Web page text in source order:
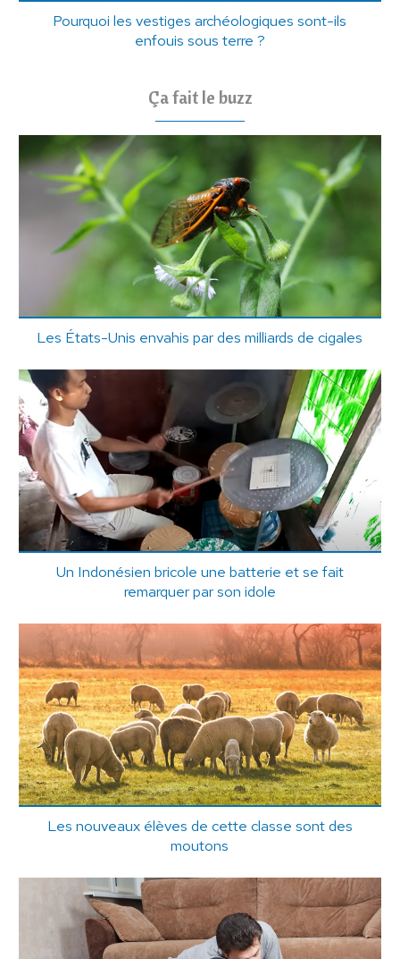
Pourquoi les vestiges archéologiques sont-ils
enfouis sous terre ?
Ça fait le buzz
Les États-Unis envahis par des milliards de cigales
Un Indonésien bricole une batterie et se fait
remarquer par son idole
Les nouveaux élèves de cette classe sont des
moutons